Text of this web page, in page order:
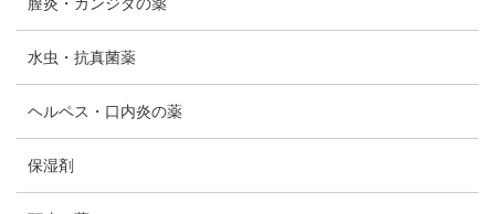
水虫・抗真菌薬
ヘルペス・口内炎の薬
保湿剤